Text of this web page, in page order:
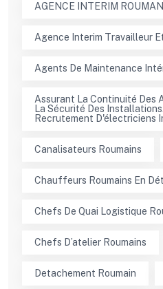
AGENCE INTERIM
Agence Interim Travailleur
Agents De Maintenance
Assurant La Continuité Des
La Sécurité Des
Recrutement D'électriciens
Canalisateurs Roumains
Chauffeurs Roumains En
Chefs De Quai Logistique
Chefs D’atelier Roumains
Detachement Roumain